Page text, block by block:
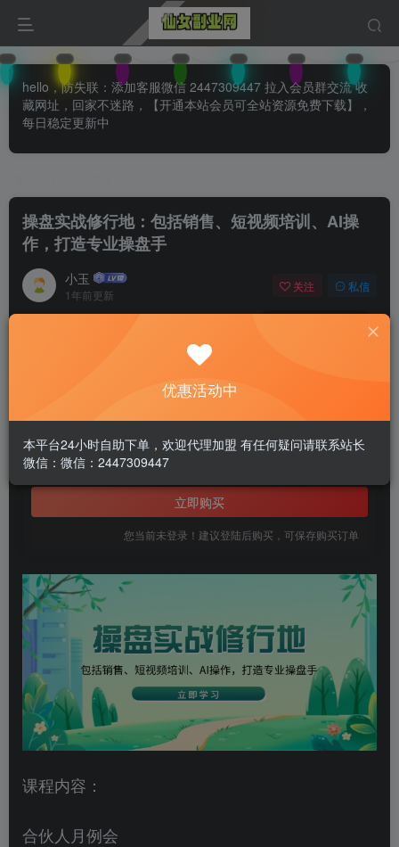
hello，防失联：添加客服微信 2447309447 拉入会员群交流 收
藏网址，回家不迷路，【开通本站会员可全站资源免费下载】，
每日稳定更新中
操盘实战修行地：包括销售、短视频培训、AI操
作，打造专业操盘手
小玉
1年前更新
关注 私信
0 106 80
此内容为付费阅读，请付费后查看
￥1.99
黄金会员免费
立即购买
您当前未登录！建议登陆后购买，可保存购买订单
课程内容：
合伙人月例会
优惠活动中
本平台24小时自助下单，欢迎代理加盟 有任何疑问请联系站长
微信：微信：2447309447